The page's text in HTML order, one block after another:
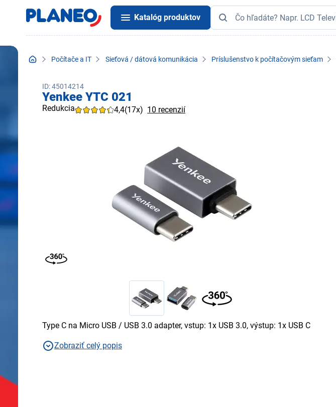
Katalóg produktov
Počítače a IT Sieťová / dátová komunikácia Príslušenstvo k počítačovým sieťam
ID: 45014214
Yenkee YTC 021
Redukcia 4,4(17x) 10 recenzií
Type C na Micro USB / USB 3.0 adapter, vstup: 1x USB 3.0, výstup: 1x USB C
Zobraziť celý popis